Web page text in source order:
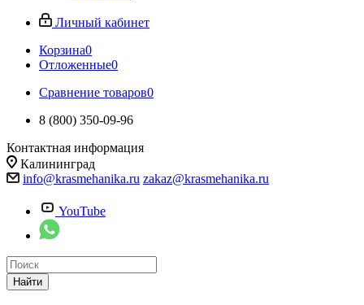
Личный кабинет
Корзина0
Отложенные0
Сравнение товаров0
8 (800) 350-09-96
Контактная информация
Калининград
info@krasmehanika.ru zakaz@krasmehanika.ru
YouTube
Найти